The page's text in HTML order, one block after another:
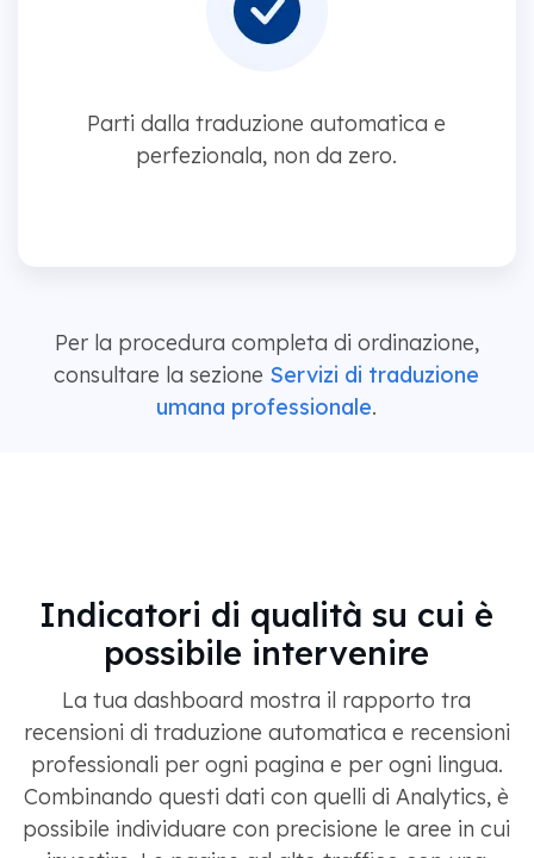
Parti dalla traduzione automatica e
perfezionala, non da zero.
Per la procedura completa di ordinazione,
consultare la sezione Servizi di traduzione
umana professionale.
Indicatori di qualità su cui è
possibile intervenire
La tua dashboard mostra il rapporto tra
recensioni di traduzione automatica e recensioni
professionali per ogni pagina e per ogni lingua.
Combinando questi dati con quelli di Analytics, è
possibile individuare con precisione le aree in cui